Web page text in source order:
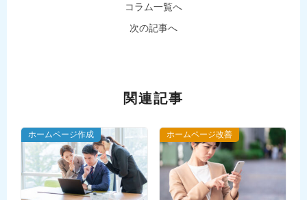
コラム一覧へ
次の記事へ
関連記事
ホームページ作成 ホームページ改善